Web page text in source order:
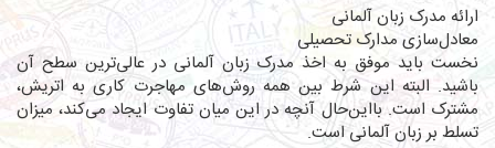
ارائه مدرک زبان آلمانی
معادل‌سازی مدارک تحصیلی
نخست باید موفق به اخذ مدرک زبان آلمانی در عالی‌ترین سطح آن
باشید. البته این شرط بین همه روش‌های مهاجرت کاری به اتریش،
مشترک است. بااین‌حال آنچه در این میان تفاوت ایجاد می‌کند، میزان
تسلط بر زبان آلمانی است.